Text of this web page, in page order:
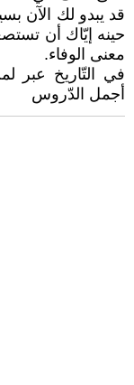
قد يبدو لك الآن
حينه إيّاك أن
معنى الوفاء.
في التّاريخ عبر
أجمل الدّروس